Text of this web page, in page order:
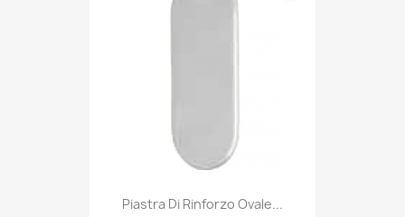
Piastra Di Rinforzo Ovale...